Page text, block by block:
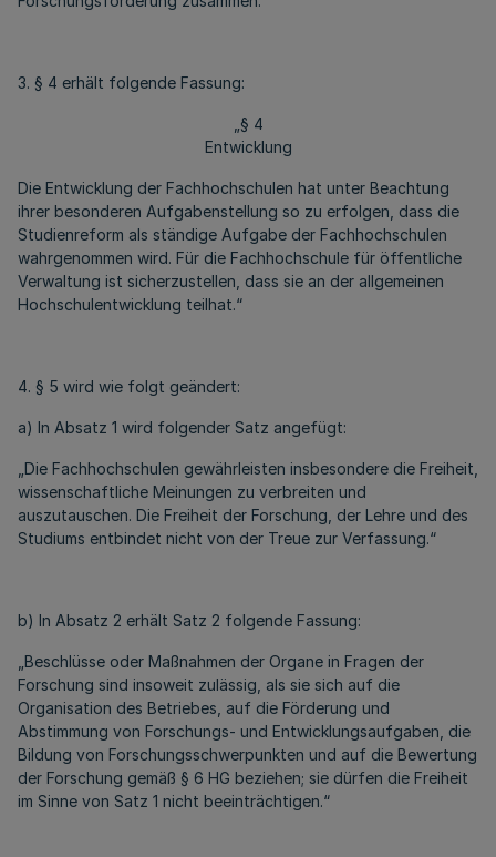
3. § 4 erhält folgende Fassung:
„§ 4
Entwicklung
Die Entwicklung der Fachhochschulen hat unter Beachtung
ihrer besonderen Aufgabenstellung so zu erfolgen, dass die
Studienreform als ständige Aufgabe der Fachhochschulen
wahrgenommen wird. Für die Fachhochschule für öffentliche
Verwaltung ist sicherzustellen, dass sie an der allgemeinen
Hochschulentwicklung teilhat.“
4. § 5 wird wie folgt geändert:
a) In Absatz 1 wird folgender Satz angefügt:
„Die Fachhochschulen gewährleisten insbesondere die Freiheit,
wissenschaftliche Meinungen zu verbreiten und
auszutauschen. Die Freiheit der Forschung, der Lehre und des
Studiums entbindet nicht von der Treue zur Verfassung.“
b) In Absatz 2 erhält Satz 2 folgende Fassung:
„Beschlüsse oder Maßnahmen der Organe in Fragen der
Forschung sind insoweit zulässig, als sie sich auf die
Organisation des Betriebes, auf die Förderung und
Abstimmung von Forschungs- und Entwicklungsaufgaben, die
Bildung von Forschungsschwerpunkten und auf die Bewertung
der Forschung gemäß § 6 HG beziehen; sie dürfen die Freiheit
im Sinne von Satz 1 nicht beeinträchtigen.“